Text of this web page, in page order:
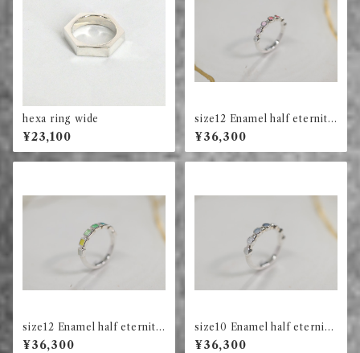
hexa ring wide
¥23,100
size12 Enamel half eternity
ring circle (red)
¥36,300
size12 Enamel half eternity
ring square (green)
¥36,300
size10 Enamel half eternity
ring circle (ink)
¥36,300